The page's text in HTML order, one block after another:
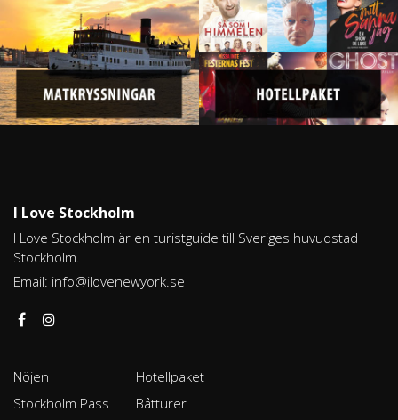
I Love Stockholm
I Love Stockholm är en turistguide till Sveriges huvudstad
Stockholm.
Email: info@ilovenewyork.se
Nöjen
Stockholm Pass
Hotellpaket
Båtturer